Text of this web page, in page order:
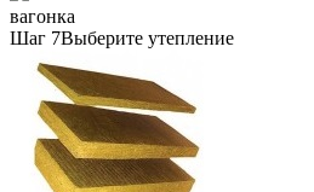
вагонка
Шаг 7Выберите утепление